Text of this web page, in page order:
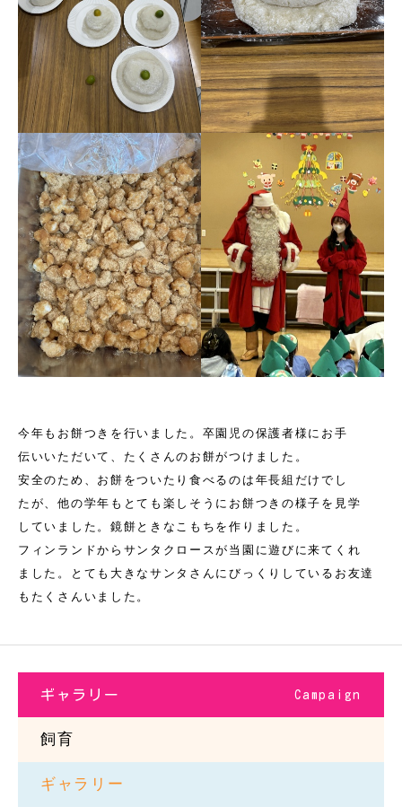
今年もお餅つきを行いました。卒園児の保護者様にお手
伝いいただいて、たくさんのお餅がつけました。
安全のため、お餅をついたり食べるのは年長組だけでし
たが、他の学年もとても楽しそうにお餅つきの様子を見学
していました。鏡餅ときなこもちを作りました。
フィンランドからサンタクロースが当園に遊びに来てくれ
ました。とても大きなサンタさんにびっくりしているお友達
もたくさんいました。
ギャラリー Campaign
飼育
ギャラリー